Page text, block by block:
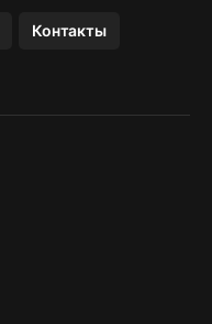
Контакты